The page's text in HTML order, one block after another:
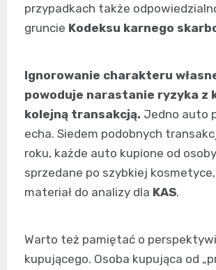
przypadkach także
gruncie Kodeksu karnego
Ignorowanie charakteru
powoduje narastanie ryzyka z
kolejną transakcją. Jedno auto
echa. Siedem podobnych
roku, każde auto kupione od
sprzedane po szybkiej
materiał do analizy dla KAS.
Warto też pamiętać o
kupującego. Osoba kupująca od